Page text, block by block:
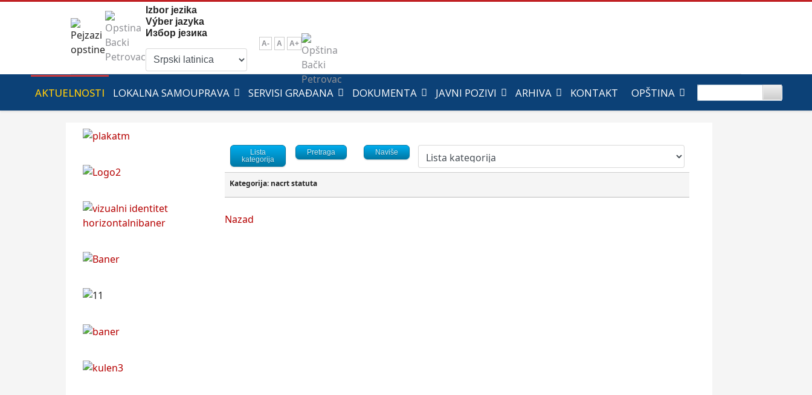
Izbor jezika
Výber jazyka
Избор језика
A- A A+
AKTUELNOSTI LOKALNA SAMOUPRAVA SERVISI GRAĐANA DOKUMENTA JAVNI POZIVI ARHIVA KONTAKT OPŠTINA
Lista
kategorija
Pretraga Naviše
Kategorija: nacrt statuta
Nazad